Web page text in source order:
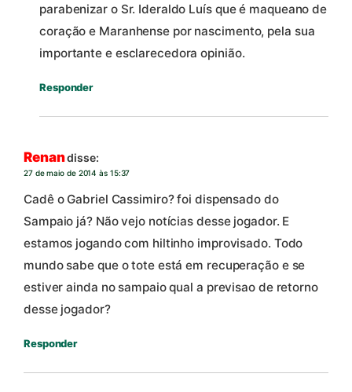
parabenizar o Sr. Ideraldo Luís que é maqueano de
coração e Maranhense por nascimento, pela sua
importante e esclarecedora opinião.
Responder
Renandisse:
27 de maio de 2014 às 15:37
Cadê o Gabriel Cassimiro? foi dispensado do
Sampaio já? Não vejo notícias desse jogador. E
estamos jogando com hiltinho improvisado. Todo
mundo sabe que o tote está em recuperação e se
estiver ainda no sampaio qual a previsao de retorno
desse jogador?
Responder